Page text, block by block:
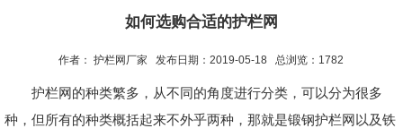
如何选购合适的护栏网
作者： 护栏网厂家 发布日期：2019-05-18 总浏览： 1782
护栏网的种类繁多，从不同的角度进行分类，可以分为很多
种，但所有的种类概括起来不外乎两种，那就是锻钢护栏网以及铁